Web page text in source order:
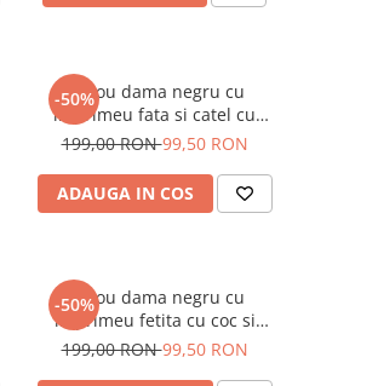
-50%
Tricou dama negru cu
imprimeu fata si catel cu
ochelari
199,00 RON99,50 RON
ADAUGA IN COS
-50%
Tricou dama negru cu
imprimeu fetita cu coc si
ochelari albastrii
199,00 RON99,50 RON